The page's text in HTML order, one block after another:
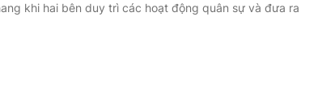
khi hai bên duy trì các hoạt động quân sự và đưa ra